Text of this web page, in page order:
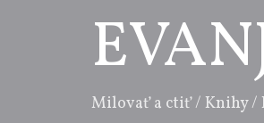
Milovať a ctiť/ Knihy/